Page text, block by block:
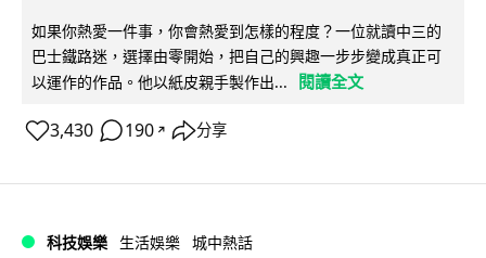
如果你熱愛一件事，你會熱愛到怎樣的程度？一位就讀中三的
巴士鐵路迷，選擇由零開始，把自己的興趣一步步變成真正可
以運作的作品。他以紙皮親手製作出...
閱讀全文
3,430 190 ↗ 分享
科技娛樂 生活娛樂 城中熱話